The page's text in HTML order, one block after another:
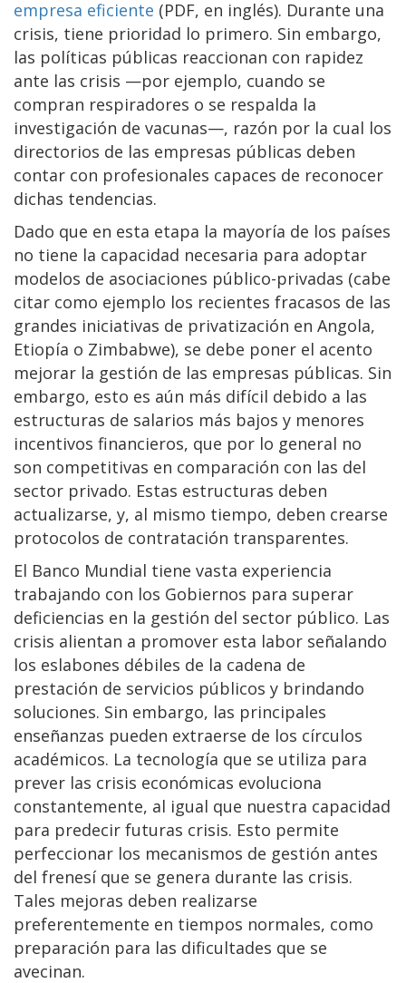
empresa eficiente (PDF, en inglés). Durante una
crisis, tiene prioridad lo primero. Sin embargo,
las políticas públicas reaccionan con rapidez
ante las crisis —por ejemplo, cuando se
compran respiradores o se respalda la
investigación de vacunas—, razón por la cual los
directorios de las empresas públicas deben
contar con profesionales capaces de reconocer
dichas tendencias.
Dado que en esta etapa la mayoría de los países
no tiene la capacidad necesaria para adoptar
modelos de asociaciones público-privadas (cabe
citar como ejemplo los recientes fracasos de las
grandes iniciativas de privatización en Angola,
Etiopía o Zimbabwe), se debe poner el acento
mejorar la gestión de las empresas públicas. Sin
embargo, esto es aún más difícil debido a las
estructuras de salarios más bajos y menores
incentivos financieros, que por lo general no
son competitivas en comparación con las del
sector privado. Estas estructuras deben
actualizarse, y, al mismo tiempo, deben crearse
protocolos de contratación transparentes.
El Banco Mundial tiene vasta experiencia
trabajando con los Gobiernos para superar
deficiencias en la gestión del sector público. Las
crisis alientan a promover esta labor señalando
los eslabones débiles de la cadena de
prestación de servicios públicos y brindando
soluciones. Sin embargo, las principales
enseñanzas pueden extraerse de los círculos
académicos. La tecnología que se utiliza para
prever las crisis económicas evoluciona
constantemente, al igual que nuestra capacidad
para predecir futuras crisis. Esto permite
perfeccionar los mecanismos de gestión antes
del frenesí que se genera durante las crisis.
Tales mejoras deben realizarse
preferentemente en tiempos normales, como
preparación para las dificultades que se
avecinan.